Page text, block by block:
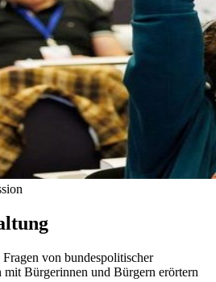
von bundespolitischer
Bürgerinnen und Bürgern erörtern